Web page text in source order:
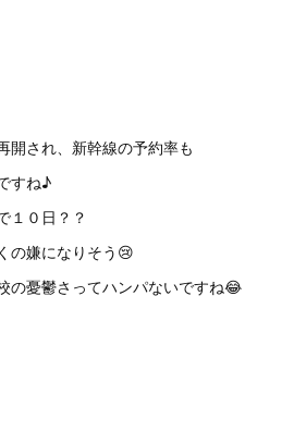
開され、新幹線の予約率も
すね♪
１０日？？
の嫌になりそう😢
の憂鬱さってハンパないですね😂